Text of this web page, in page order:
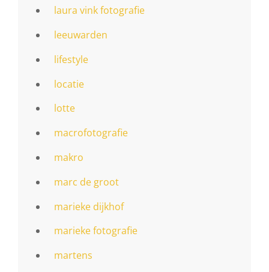
laura vink fotografie
leeuwarden
lifestyle
locatie
lotte
macrofotografie
makro
marc de groot
marieke dijkhof
marieke fotografie
martens